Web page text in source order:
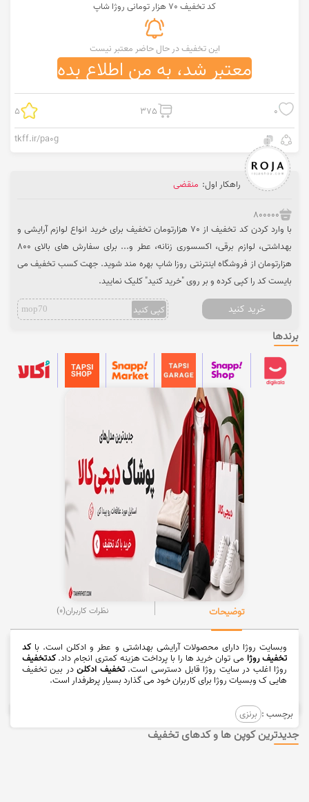
کد تخفیف 70 هزار تومانی روژا شاپ
این تخفیف در حال حاضر معتبر نیست
معتبر شد، به من اطلاع بده
0
375
5
tkff.ir/pa0g
راهکار اول: منقضی
800000
با وارد کردن کد تخفیف از 70 هزارتومان تخفیف برای خرید انواع لوازم آرایشی و
بهداشتی، لوازم برقی، اکسسوری زنانه، عطر و... برای سفارش های بالای 800
هزارتومان از فروشگاه اینترنتی روزا شاپ بهره مند شوید. جهت کسب تخفیف می
بایست کد را کپی کرده و بر روی "خرید کنید" کلیک نمایید.
خرید کنید کپی کنید mop70
برندها
توضیحات نظرات کاربران(0)
وبسایت روژا دارای محصولات آرایشی بهداشتی و عطر و ادکلن است. باکد
تخفیف روژا می توان خرید ها را با پرداخت هزینه کمتری انجام داد.کدتخفیف
روژا اغلب در سایت روژا قابل دسترسی است.تخفیف ادکلندر بین تخفیف
هایی ک وبسیات روژا برای کاربران خود می گذارد بسیار پرطرفدار است.
برچسب : برنزی
جدیدترین کوپن ها و کدهای تخفیف